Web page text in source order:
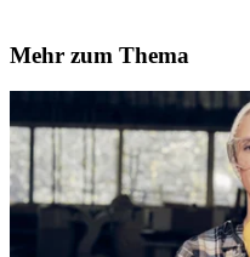
Mehr zum Thema